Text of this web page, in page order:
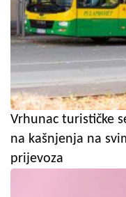
Vrhunac turističke
na kašnjenja na
prijevoza